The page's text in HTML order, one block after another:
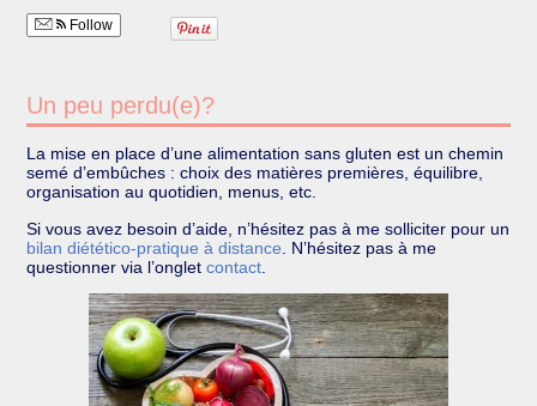
Follow
Un peu perdu(e)?
La mise en place d’une alimentation sans gluten est un chemin
semé d’embûches : choix des matières premières, équilibre,
organisation au quotidien, menus, etc.
Si vous avez besoin d’aide, n’hésitez pas à me solliciter pour un
bilan diétético-pratique à distance . N’hésitez pas à me
questionner via l’ongletcontact